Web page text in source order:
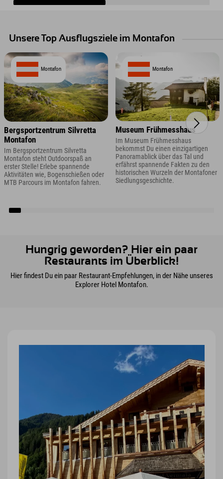
Unsere Top Ausflugsziele im Montafon
Montafon
Bergsportzentrum Silvretta
Montafon
Im Bergsportzentrum Silvretta
Montafon steht Outdoorspaß an
erster Stelle! Erlebe spannende
Aktivitäten wie, Bogenschießen oder
MTB Parcours im Montafon fahren.
Montafon
Museum Frühmesshaus
Im Museum Frühmesshaus
bekommst Du einen einzigartigen
Panoramablick über das Tal und
erfährst spannende Fakten zu den
historischen Wurzeln der Montafoner
Siedlungsgeschichte.
Hungrig geworden? Hier ein paar
Restaurants im Überblick!
Hier findest Du ein paar Restaurant-Empfehlungen, in der Nähe unseres
Explorer Hotel Montafon.